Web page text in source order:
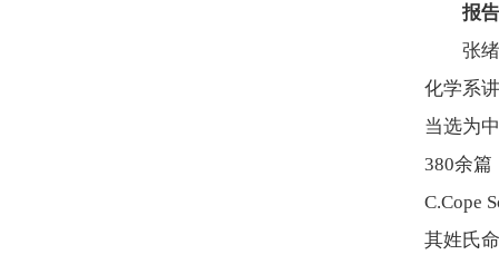
报
张
化学系
当选为
380余篇
C.Cope
其姓氏